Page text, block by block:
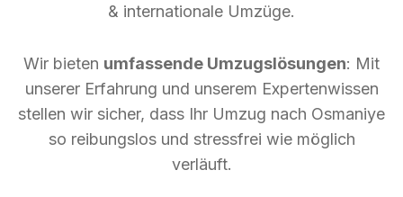
& internationale Umzüge.
Wir bieten umfassende Umzugslösungen: Mit
unserer Erfahrung und unserem Expertenwissen
stellen wir sicher, dass Ihr Umzug nach Osmaniye
so reibungslos und stressfrei wie möglich
verläuft.